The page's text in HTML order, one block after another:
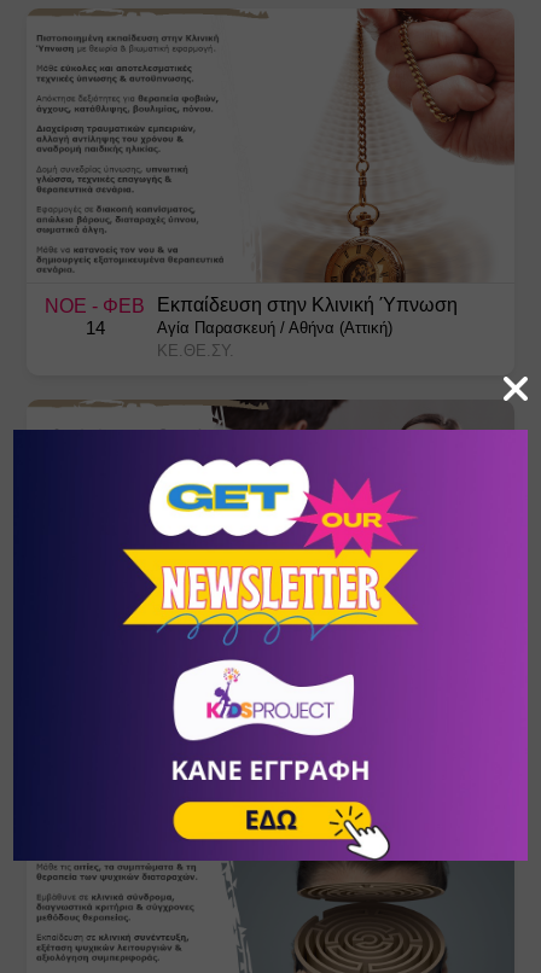
ΝΟΕ - ΦΕΒ
14
Εκπαίδευση στην Κλινική Ύπνωση
Αγία Παρασκευή /Αθήνα (Αττική)
ΚΕ.ΘΕ.ΣΥ.
Ψυχοδυναμική Συμβουλευτική
Πικέρμι /Αθήνα (Αττική)
ΚΕ.ΘΕ.ΣΥ.